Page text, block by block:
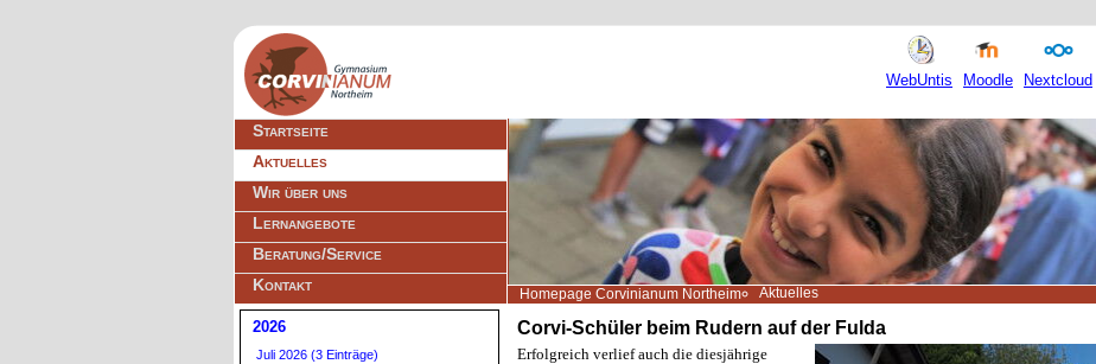
WebUntis Moodle Nextcloud
Navigation
überspringen
Startseite
Aktuelles
Wir über uns
Lernangebote
Beratung/Service
Kontakt
Homepage Corvinianum Northeim Aktuelles
Corvi-Schüler beim Rudern auf der Fulda
Erfolgreich verlief auch die diesjährige
2026
Juli 2026 (3 Einträge)